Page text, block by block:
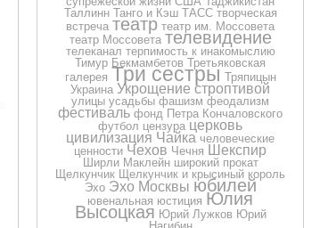
Таллинн Танго и Кэш ТАСС творческая
встреча театр театр им. Моссовета
театр Моссовета телевидение
телеканал терпимость к инакомыслию
Тимур Бекмамбетов Третьяковская
галерея Три сестры Тряпицын
Украина Укрощение строптивой
улицы усадьбы фашизм феодализм
фестиваль фонд Петра Кончаловского
футбол цензура церковь
цивилизация Чайка человеческие
ценности Чехов Чечня Шекспир
Ширли Маклейн широкий прокат
Щелкунчик Щелкунчик и крысиный король
Эхо Эхо Москвы юбилей
ювенальная юстиция Юлия
Высоцкая Юрий Лужков Юрий